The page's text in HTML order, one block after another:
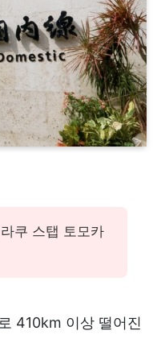
쿠 스탭 토모카
410km 이상 떨어진